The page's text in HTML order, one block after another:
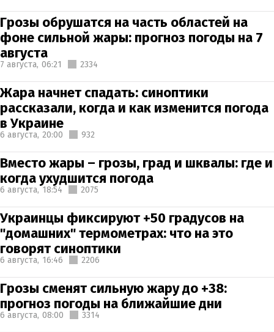
Грозы обрушатся на часть областей на
фоне сильной жары: прогноз погоды на 7
августа
7 августа, 06:21 2334
Жара начнет спадать: синоптики
рассказали, когда и как изменится погода
в Украине
6 августа, 20:00 932
Вместо жары – грозы, град и шквалы: где и
когда ухудшится погода
6 августа, 18:54 2075
Украинцы фиксируют +50 градусов на
"домашних" термометрах: что на это
говорят синоптики
6 августа, 16:46 2206
Грозы сменят сильную жару до +38:
прогноз погоды на ближайшие дни
6 августа, 08:00 3314